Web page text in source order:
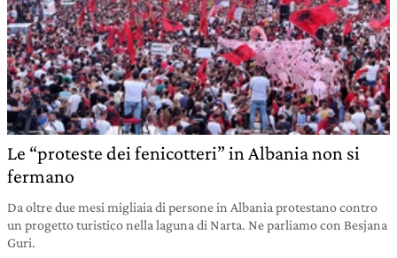
Le “proteste dei fenicotteri” in Albania non si
fermano
Da oltre due mesi migliaia di persone in Albania protestano contro
un progetto turistico nella laguna di Narta. Ne parliamo con Besjana
Guri.